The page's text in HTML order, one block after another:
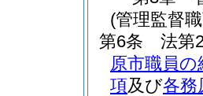
(管理監督
第6条
法第
原市職員
項及び各務